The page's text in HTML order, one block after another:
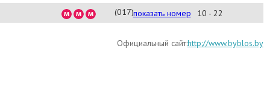
(017) 289-12-18
показать номер 10 - 22
Официальный сайт:http://www.byblos.by